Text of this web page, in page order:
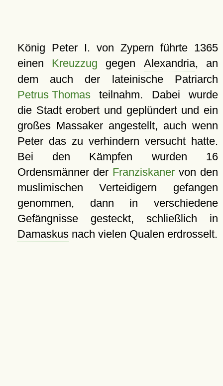
König Peter I. von Zypern führte 1365
einen Kreuzzug gegen Alexandria, an
dem auch der lateinische Patriarch
Petrus Thomasteilnahm. Dabei wurde
die Stadt erobert und geplündert und ein
großes Massaker angestellt, auch wenn
Peter das zu verhindern versucht hatte.
Bei den Kämpfen wurden 16
Ordensmänner der Franziskanervon den
muslimischen Verteidigern gefangen
genommen, dann in verschiedene
Gefängnisse gesteckt, schließlich in
Damaskusnach vielen Qualen erdrosselt.